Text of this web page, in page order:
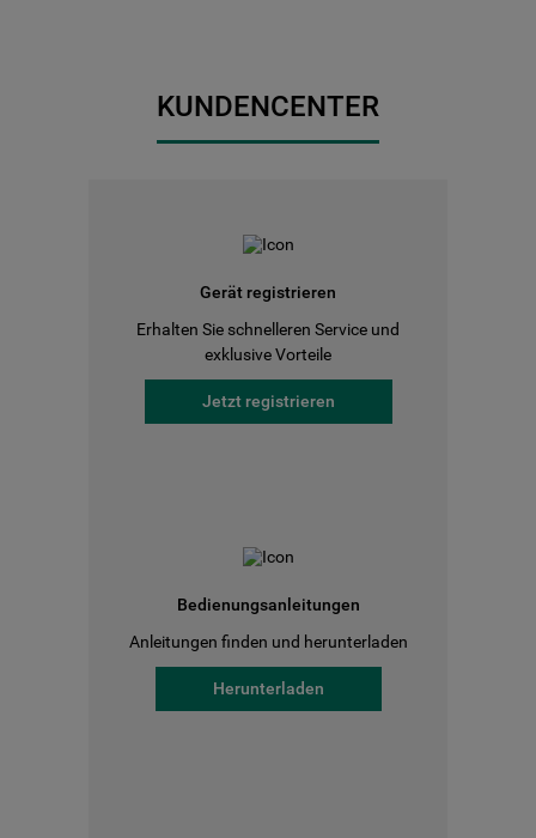
KUNDENCENTER
Gerät registrieren
Erhalten Sie schnelleren Service und
exklusive Vorteile
Jetzt registrieren
Bedienungsanleitungen
Anleitungen finden und herunterladen
Herunterladen